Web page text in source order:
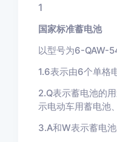
1
国家标准蓄电池
以型号为6-QAW-
1.6表示由6个单格
2.Q表示蓄电池的
示电动车用蓄电池
3.A和W表示蓄电